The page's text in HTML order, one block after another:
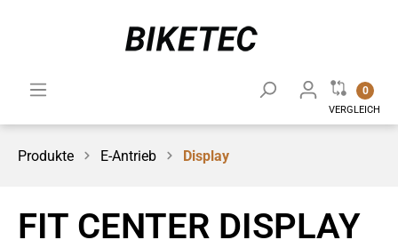
0
VERGLEICH
Produkte E-Antrieb Display
FIT CENTER DISPLAY